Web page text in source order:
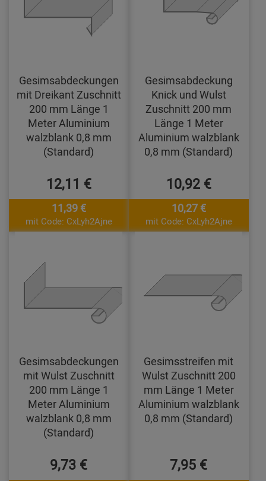
Gesimsabdeckungen
mit Dreikant Zuschnitt
200 mm Länge 1
Meter Aluminium
walzblank 0,8 mm
(Standard)
12,11 €
11,39 €
mit Code: CxLyh2Ajne
Gesimsabdeckung
Knick und Wulst
Zuschnitt 200 mm
Länge 1 Meter
Aluminium walzblank
0,8 mm (Standard)
10,92 €
10,27 €
mit Code: CxLyh2Ajne
Gesimsabdeckungen
mit Wulst Zuschnitt
200 mm Länge 1
Meter Aluminium
walzblank 0,8 mm
(Standard)
9,73 €
Gesimsstreifen mit
Wulst Zuschnitt 200
mm Länge 1 Meter
Aluminium walzblank
0,8 mm (Standard)
7,95 €